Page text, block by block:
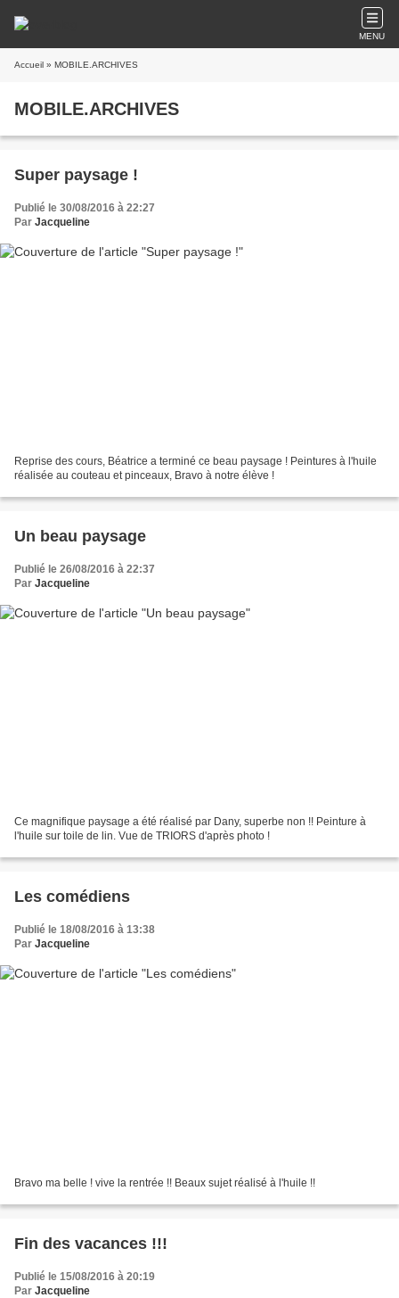
MENU
Accueil » MOBILE.ARCHIVES
MOBILE.ARCHIVES
Super paysage !
Publié le 30/08/2016 à 22:27
Par Jacqueline
Reprise des cours, Béatrice a terminé ce beau paysage ! Peintures à l'huile
réalisée au couteau et pinceaux, Bravo à notre élève !
Un beau paysage
Publié le 26/08/2016 à 22:37
Par Jacqueline
Ce magnifique paysage a été réalisé par Dany, superbe non !! Peinture à
l'huile sur toile de lin. Vue de TRIORS d'après photo !
Les comédiens
Publié le 18/08/2016 à 13:38
Par Jacqueline
Bravo ma belle ! vive la rentrée !! Beaux sujet réalisé à l'huile !!
Fin des vacances !!!
Publié le 15/08/2016 à 20:19
Par Jacqueline